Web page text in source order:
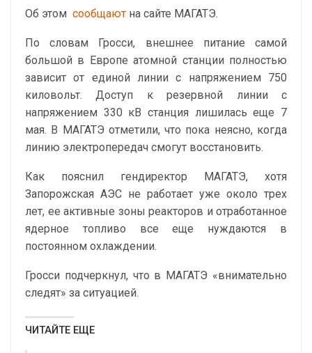
Об этом сообщают на сайте МАГАТЭ.
По словам Гросси, внешнее питание самой
большой в Европе атомной станции полностью
зависит от единой линии с напряжением 750
киловольт. Доступ к резервной линии с
напряжением 330 кВ станция лишилась еще 7
мая. В МАГАТЭ отметили, что пока неясно, когда
линию электропередач смогут восстановить.
Как пояснил гендиректор МАГАТЭ, хотя
Запорожская АЭС не работает уже около трех
лет, ее активные зоны реакторов и отработанное
ядерное топливо все еще нуждаются в
постоянном охлаждении.
Гросси подчеркнул, что в МАГАТЭ «внимательно
следят» за ситуацией.
ЧИТАЙТЕ ЕЩЕ